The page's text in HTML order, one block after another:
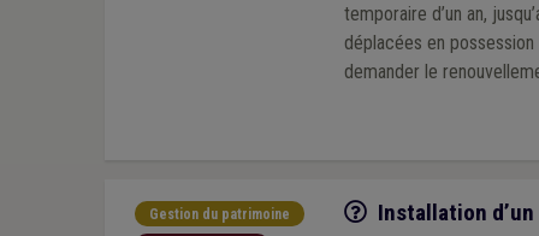
temporaire d’un an,
déplacées en
demander le
Gestion du patrimoine
Q/R
Installation